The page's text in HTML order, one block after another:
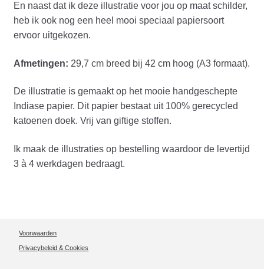
En naast dat ik deze illustratie voor jou op maat schilder,
heb ik ook nog een heel mooi speciaal papiersoort
ervoor uitgekozen.
Afmetingen: 29,7 cm breed bij 42 cm hoog (A3 formaat).
De illustratie is gemaakt op het mooie handgeschepte
Indiase papier. Dit papier bestaat uit 100% gerecycled
katoenen doek. Vrij van giftige stoffen.
Ik maak de illustraties op bestelling waardoor de levertijd
3 à 4 werkdagen bedraagt.
Voorwaarden
Privacybeleid & Cookies